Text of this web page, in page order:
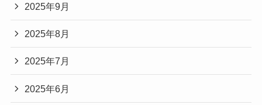
2025年9月
2025年8月
2025年7月
2025年6月